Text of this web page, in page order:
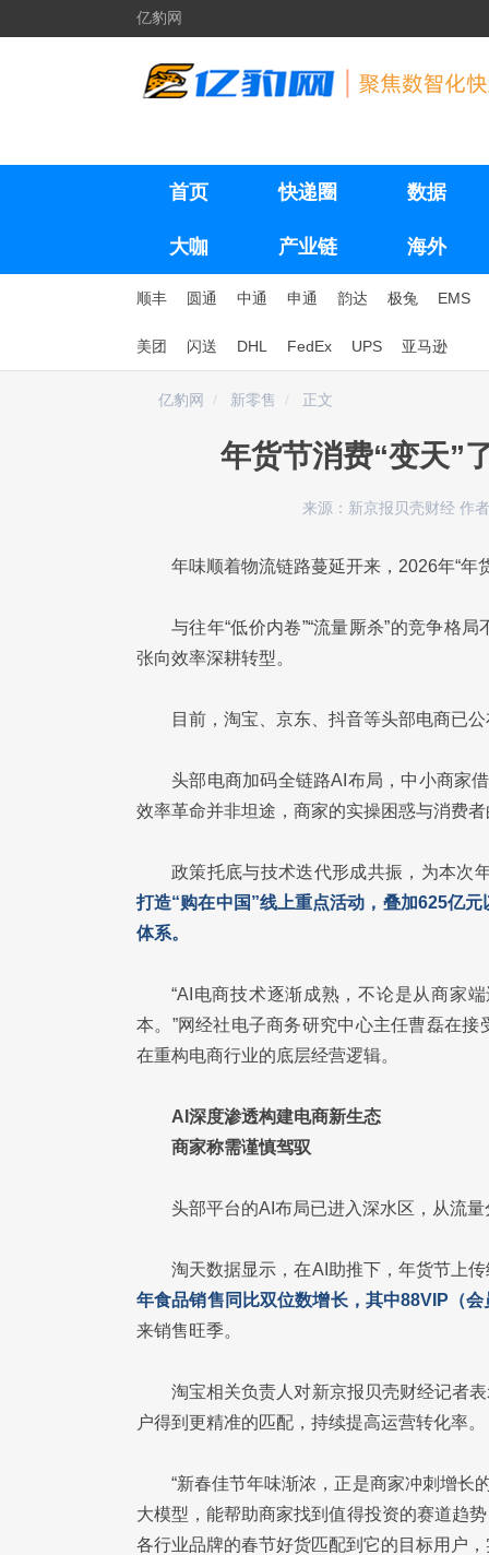
亿豹网
首页 快递圈 数据
大咖 产业链 海外
顺丰 圆通 中通 申通 韵达 极兔 EMS
美团 闪送 DHL FedEx UPS 亚马逊
亿豹网 新零售 正文
年货节消费“变天”
来源：新京报贝壳财经 作
年味顺着物流链路蔓延开来，2026年“年
与往年“低价内卷”“流量厮杀”的竞争格
张向效率深耕转型。
目前，淘宝、京东、抖音等头部电商已
头部电商加码全链路AI布局，中小商家
效率革命并非坦途，商家的实操困惑与消费
政策托底与技术迭代形成共振，为本次
打造“购在中国”线上重点活动，叠加625亿
体系。
“AI电商技术逐渐成熟，不论是从商家
本。”网经社电子商务研究中心主任曹磊在
在重构电商行业的底层经营逻辑。
AI深度渗透构建电商新生态
商家称需谨慎驾驭
头部平台的AI布局已进入深水区，从流
淘天数据显示，在AI助推下，年货节上
年食品销售同比双位数增长，其中88VIP（
来销售旺季。
淘宝相关负责人对新京报贝壳财经记者
户得到更精准的匹配，持续提高运营转化率。
“新春佳节年味渐浓，正是商家冲刺增长
大模型，能帮助商家找到值得投资的赛道趋
各行业品牌的春节好货匹配到它的目标用户